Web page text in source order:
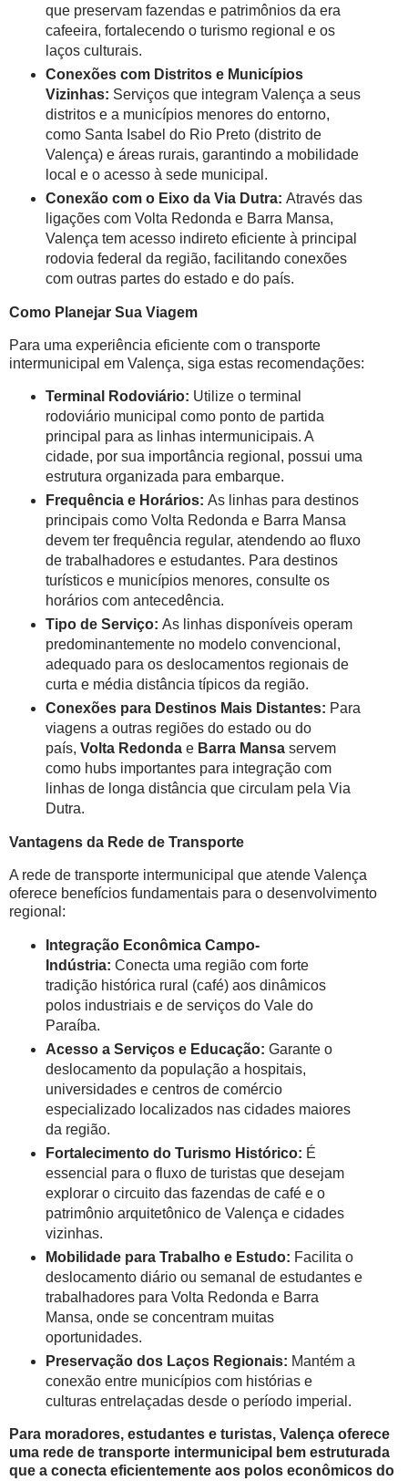
que preservam fazendas e patrimônios da era
cafeeira, fortalecendo o turismo regional e os
laços culturais.
Conexões com Distritos e Municípios
Vizinhas: Serviços que integram Valença a seus
distritos e a municípios menores do entorno,
como Santa Isabel do Rio Preto (distrito de
Valença) e áreas rurais, garantindo a mobilidade
local e o acesso à sede municipal.
Conexão com o Eixo da Via Dutra: Através das
ligações com Volta Redonda e Barra Mansa,
Valença tem acesso indireto eficiente à principal
rodovia federal da região, facilitando conexões
com outras partes do estado e do país.
Como Planejar Sua Viagem
Para uma experiência eficiente com o transporte
intermunicipal em Valença, siga estas recomendações:
Terminal Rodoviário: Utilize o terminal
rodoviário municipal como ponto de partida
principal para as linhas intermunicipais. A
cidade, por sua importância regional, possui uma
estrutura organizada para embarque.
Frequência e Horários: As linhas para destinos
principais como Volta Redonda e Barra Mansa
devem ter frequência regular, atendendo ao fluxo
de trabalhadores e estudantes. Para destinos
turísticos e municípios menores, consulte os
horários com antecedência.
Tipo de Serviço: As linhas disponíveis operam
predominantemente no modelo convencional,
adequado para os deslocamentos regionais de
curta e média distância típicos da região.
Conexões para Destinos Mais Distantes: Para
viagens a outras regiões do estado ou do
país, Volta Redondae Barra Mansaservem
como hubs importantes para integração com
linhas de longa distância que circulam pela Via
Dutra.
Vantagens da Rede de Transporte
A rede de transporte intermunicipal que atende Valença
oferece benefícios fundamentais para o desenvolvimento
regional:
Integração Econômica Campo-
Indústria: Conecta uma região com forte
tradição histórica rural (café) aos dinâmicos
polos industriais e de serviços do Vale do
Paraíba.
Acesso a Serviços e Educação: Garante o
deslocamento da população a hospitais,
universidades e centros de comércio
especializado localizados nas cidades maiores
da região.
Fortalecimento do Turismo Histórico: É
essencial para o fluxo de turistas que desejam
explorar o circuito das fazendas de café e o
patrimônio arquitetônico de Valença e cidades
vizinhas.
Mobilidade para Trabalho e Estudo: Facilita o
deslocamento diário ou semanal de estudantes e
trabalhadores para Volta Redonda e Barra
Mansa, onde se concentram muitas
oportunidades.
Preservação dos Laços Regionais: Mantém a
conexão entre municípios com histórias e
culturas entrelaçadas desde o período imperial.
Para moradores, estudantes e turistas, Valença oferece
uma rede de transporte intermunicipal bem estruturada
que a conecta eficientemente aos polos econômicos do